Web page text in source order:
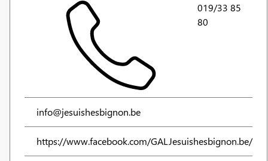
019/33 85
80
info@jesuishesbignon.be
https://www.facebook.com/GALJesuishesbignon.be/